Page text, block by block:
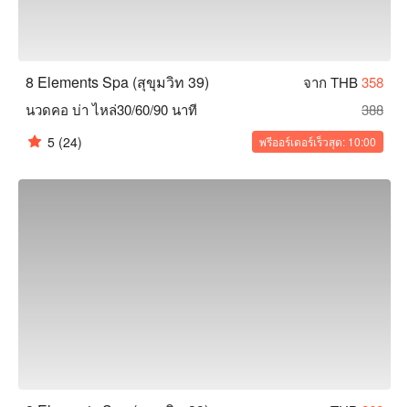
8 Elements Spa (สุขุมวิท 39) จาก THB358
นวดคอ บ่า ไหล่30/60/90 นาที
388
5 (24) พรีออร์เดอร์เร็วสุด: 10:00